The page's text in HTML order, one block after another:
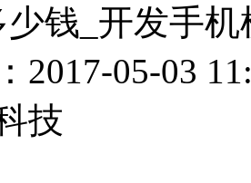
少钱_开发手
2017-05-03
技